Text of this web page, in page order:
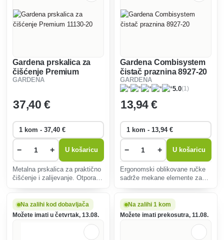
Gardena prskalica za
čišćenje Premium
11130-20
GARDENA
37,40 €
− + U košaricu
Metalna prskalica za praktično
čišćenje i zalijevanje. Otporan
Gardena Combisystem
čistač praznina 8927-20
GARDENA
5.0(1)
13,94 €
− + U košaricu
Ergonomski oblikovane ručke
sadrže mekane elemente za
ručke sprječava klizanje ruke
tijekom rada.
Na zalihi kod dobavljača
Možete imati u četvrtak, 13.08.
Na zalihi 1 kom
Možete imati prekosutra, 11.08.